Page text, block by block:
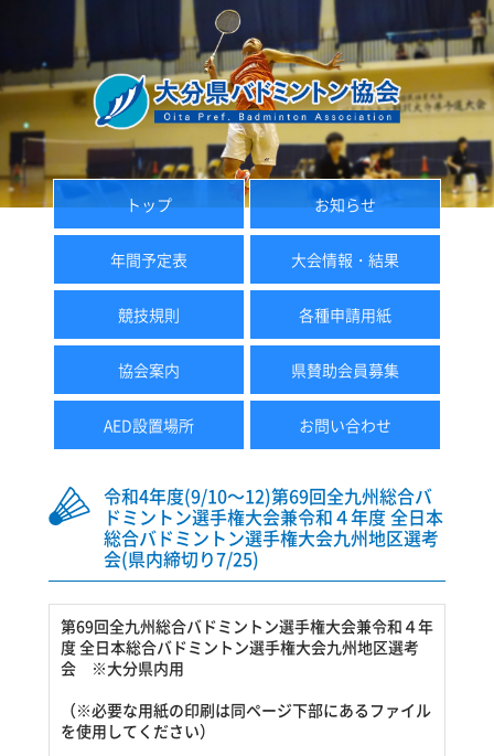
トップ お知らせ
年間予定表 大会情報・結果
競技規則 各種申請用紙
協会案内 県賛助会員募集
AED設置場所 お問い合わせ
令和4年度(9/10～12)第69回全九州総合バ
ドミントン選手権大会兼令和４年度 全日本
総合バドミントン選手権大会九州地区選考
会(県内締切り7/25)
第69回全九州総合バドミントン選手権大会兼令和４年
度 全日本総合バドミントン選手権大会九州地区選考
会
※大分県内用
（※必要な用紙の印刷は同ページ下部にあるファイル
を使用してください）